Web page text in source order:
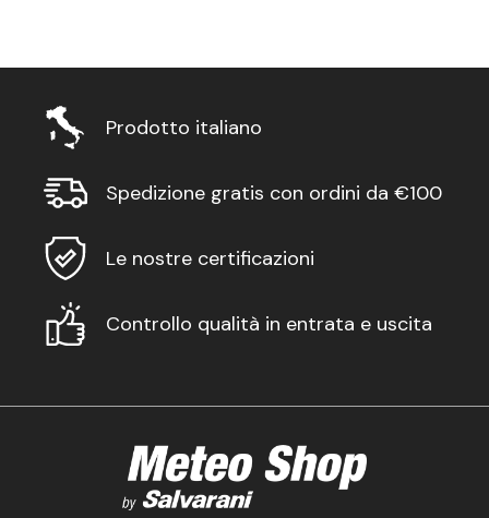
Prodotto italiano
Spedizione gratis con ordini da €100
Le nostre certificazioni
Controllo qualità in entrata e uscita